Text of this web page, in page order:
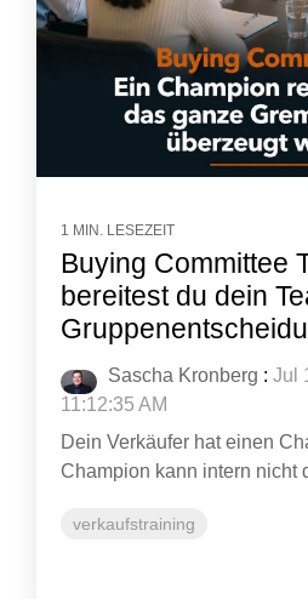
1 MIN. LESEZEIT
Buying Committee
bereitest du dein
Sascha Kronberg : Jul
11:12:35 AM
Dein Verkäufer hat einen
Champion kann intern nicht
verkaufstraining